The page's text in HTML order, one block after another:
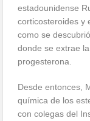
estadounidense
corticosteroides y
como se
donde se extrae
progesterona.
Desde entonces,
química de los
con colegas del